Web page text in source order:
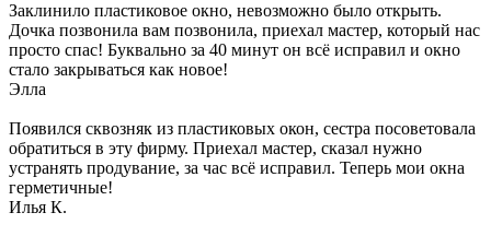
Заклинило пластиковое окно, невозможно было открыть.
Дочка позвонила вам позвонила, приехал мастер, который нас
просто спас! Буквально за 40 минут он всё исправил и окно
стало закрываться как новое!
Элла
Появился сквозняк из пластиковых окон, сестра посоветовала
обратиться в эту фирму. Приехал мастер, сказал нужно
устранять продувание, за час всё исправил. Теперь мои окна
герметичные!
Илья К.